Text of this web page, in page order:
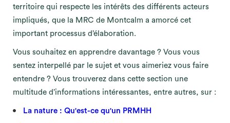
territoire qui respecte les intérêts des différents acteurs
impliqués, que la MRC de Montcalm a amorcé cet
important processus d’élaboration.
Vous souhaitez en apprendre davantage ? Vous vous
sentez interpellé par le sujet et vous aimeriez vous faire
entendre ? Vous trouverez dans cette section une
multitude d’informations intéressantes, entre autres, sur :
La nature : Qu'est-ce qu'un PRMHH